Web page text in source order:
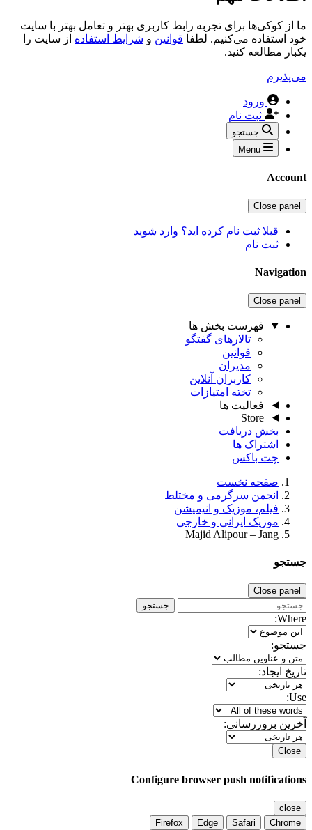
ما از کوکی‌ها برای تجربه رابط کاربری بهتر و تعامل بهتر با سایت
خود استفاده می‌کنیم. لطفا قوانین و شرایط استفاده از سایت را
یکبار مطالعه کنید.
می‌پذیرم
ورود
ثبت نام
جستجو
Menu
Account
Close panel
قبلا ثبت نام کرده اید؟ وارد شوید
ثبت نام
Navigation
Close panel
فهرست بخش ها
تالارهای گفتگو
قوانین
مدیران
کاربران آنلاین
تخته امتیازات
فعالیت ها
Store
بخش دریافت
اشتراک ها
چت باکس
صفحه نخست
انجمن سرگرمی و مختلط
فیلم، موزیک و انیمیشن
موزیک ایرانی و خارجی
Majid Alipour – Jang
جستجو
Close panel
جستجو
Where:
جستجو:
تاریخ ایجاد:
Use:
آخرین بروزرسانی:
Close
Configure browser push notifications
close
Chrome
Safari
Edge
Firefox